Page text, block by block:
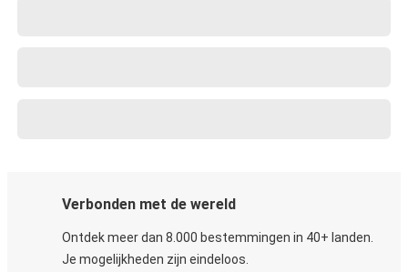
Verbonden met de wereld
Ontdek meer dan 8.000 bestemmingen in 40+ landen.
Je mogelijkheden zijn eindeloos.